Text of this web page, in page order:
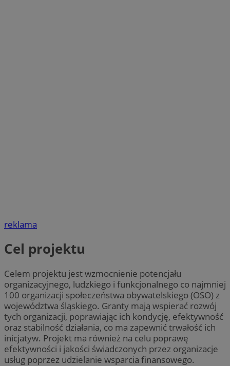
reklama
Cel projektu
Celem projektu jest wzmocnienie potencjału
organizacyjnego, ludzkiego i funkcjonalnego co najmniej
100 organizacji społeczeństwa obywatelskiego (OSO) z
województwa śląskiego. Granty mają wspierać rozwój
tych organizacji, poprawiając ich kondycję, efektywność
oraz stabilność działania, co ma zapewnić trwałość ich
inicjatyw. Projekt ma również na celu poprawę
efektywności i jakości świadczonych przez organizacje
usług poprzez udzielanie wsparcia finansowego.